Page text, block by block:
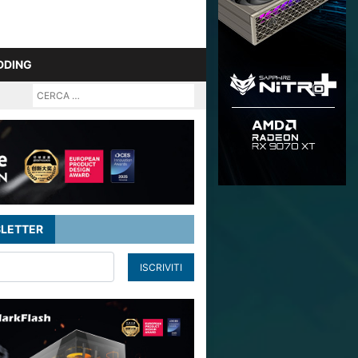
ISCRIVITI